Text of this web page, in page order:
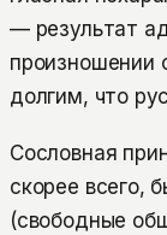
— результат
произношении
долгим, что
Сословная
скорее всего,
(свободные